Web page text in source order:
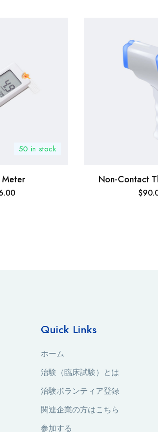
50 in stock
Non-Contact
$
Quick Links
ホーム
治験（臨床試験）とは
治験ボランティア登録
関連企業の方はこちら
参加する